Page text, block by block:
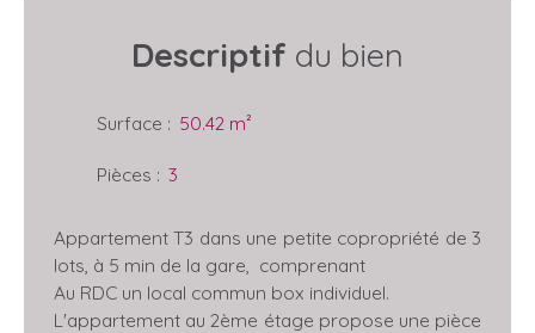
Descriptif du bien
Surface : 50.42 m²
Pièces : 3
Appartement T3 dans une petite copropriété de 3
lots, à 5 min de la gare, comprenant
Au RDC un local commun box individuel.
L'appartement au 2ème étage propose une pièce